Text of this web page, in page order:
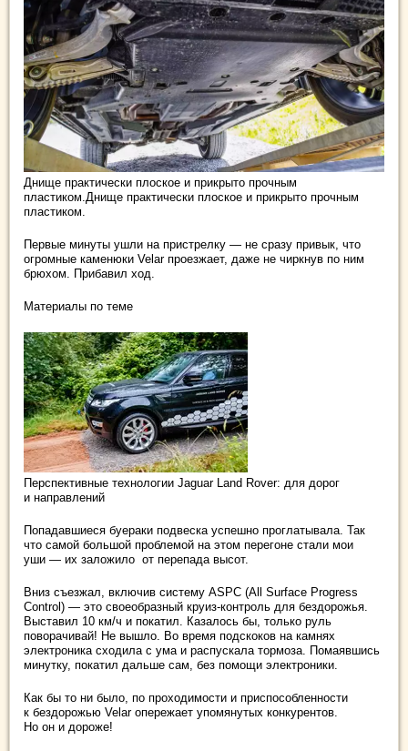
Днище практически плоское и прикрыто прочным
пластиком.Днище практически плоское и прикрыто прочным
пластиком.
Первые минуты ушли на пристрелку — не сразу привык, что
огромные каменюки Velar проезжает, даже не чиркнув по ним
брюхом. Прибавил ход.
Материалы по теме
Перспективные технологии Jaguar Land Rover: для дорог
и направлений
Попадавшиеся буераки подвеска успешно проглатывала. Так
что самой большой проблемой на этом перегоне стали мои
уши — их заложило ­ от перепада высот.
Вниз съезжал, включив систему ASPC (All Surface Progress
Control) — это своеобразный круиз-контроль для бездорожья.
Выставил 10 км/ч и покатил. Казалось бы, только руль
поворачивай! Не вышло. Во время подскоков на камнях
электроника сходила с ума и распускала тормоза. Помаявшись
минутку, покатил дальше сам, без помощи электроники.
Как бы то ни было, по проходимости и приспособленности
к бездорожью Velar опережает упомянутых конкурентов.
Но он и дороже!